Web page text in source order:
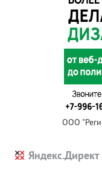
ООО
Яндекс.Директ